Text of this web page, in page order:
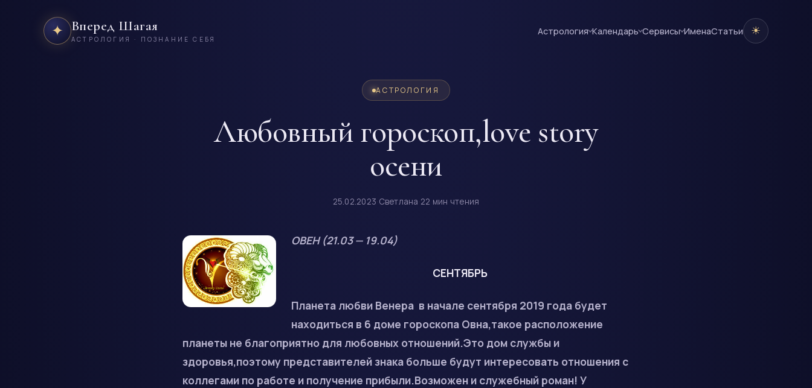
✦ Вперед Шагая
АСТРОЛОГИЯ · ПОЗНАНИЕ СЕБЯ
Астрология Календарь Сервисы ИменаCтатьи ☀
АСТРОЛОГИЯ
Любовный гороскоп,love story
осени
25.02.2023·Светлана·22 мин чтения
ОВЕН (21.03 — 19.04)
СЕНТЯБРЬ
Планета любви Венера в начале сентября 2019 года будет
находиться в 6 доме гороскопа Овна,такое расположение
планеты не благоприятно для любовных отношений.Это дом службы и
здоровья,поэтому представителей знака больше будут интересовать отношения с
коллегами по работе и получение прибыли.Возможен и служебный роман! У